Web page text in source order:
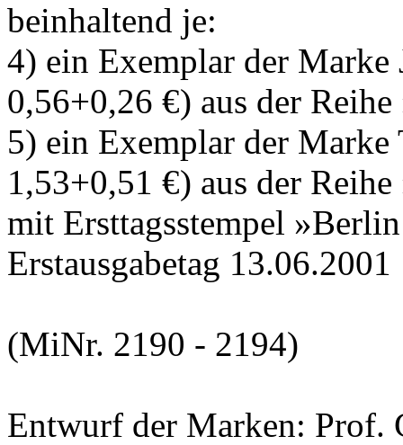
beinhaltend je:
4) ein Exemplar der
0,56+0,26 €) aus der
5) ein Exemplar der
1,53+0,51 €) aus der
mit Ersttagsstempel
Erstausgabetag
(MiNr. 2190 - 2194)
Entwurf der Marken: Prof.